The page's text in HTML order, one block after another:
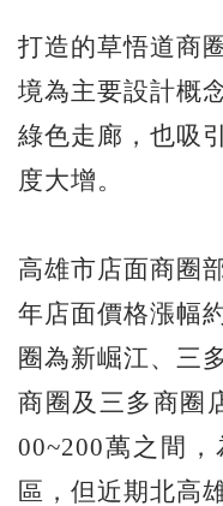
打造的草悟道商
境為主要設計概
綠色走廊，也吸
度大增。
高雄市店面商圈
年店面價格漲幅
圈為新崛江、三
商圈及三多商圈
00~200萬之間
區，但近期北高